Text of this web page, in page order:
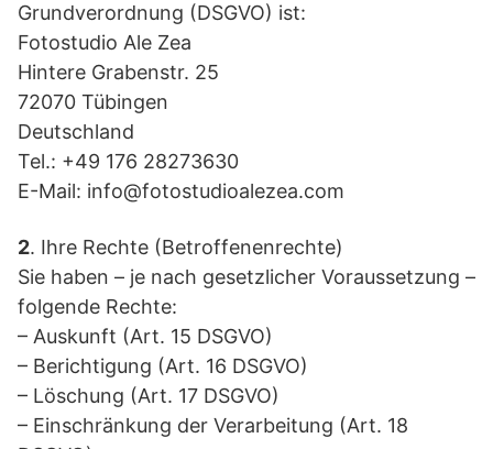
Grundverordnung (DSGVO) ist:
Fotostudio Ale Zea
Hintere Grabenstr. 25
72070 Tübingen
Deutschland
Tel.: +49 176 28273630
E-Mail: info@fotostudioalezea.com
2. Ihre Rechte (Betroffenenrechte)
Sie haben – je nach gesetzlicher Voraussetzung –
folgende Rechte:
– Auskunft (Art. 15 DSGVO)
– Berichtigung (Art. 16 DSGVO)
– Löschung (Art. 17 DSGVO)
– Einschränkung der Verarbeitung (Art. 18